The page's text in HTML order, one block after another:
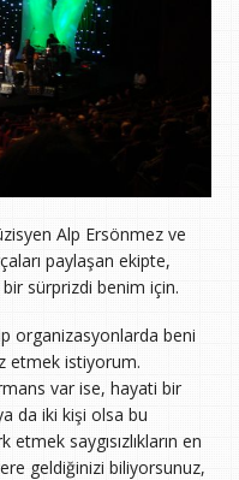
Alp Ersönmez ve
paylaşan ekipte,
sürprizdi benim için.
organizasyonlarda beni
etmek istiyorum.
var ise, hayati bir
da iki kişi olsa bu
saygısızlıkların en
geldiğinizi biliyorsunuz,